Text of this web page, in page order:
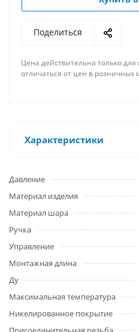
Поделиться
Цена действительна только
отличаться от цен в розничных
Характеристики
Давление
Материал изделия
Материал шара
Ручка
Управление
Монтажная длина
Ду
Максимальная температура
Никелированное покрытие